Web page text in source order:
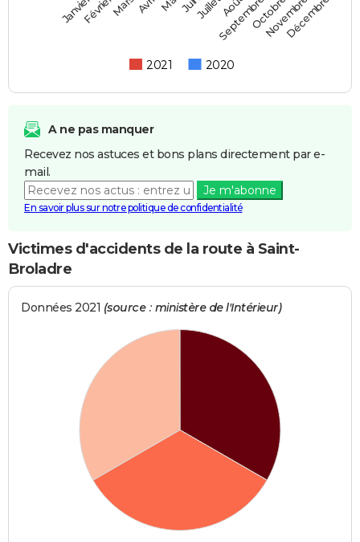
2021 2020
JanvierFévrier JuilletSeptembreOctobre
Novembre
Décembre
A ne pas manquer
Recevez nos astuces et bons plans directement par e-
mail.
Je m'abonne
En savoir plus sur notre politique de confidentialité
Victimes d'accidents de la route à Saint-
Broladre
Données 2021 (source : ministère de l'Intérieur)